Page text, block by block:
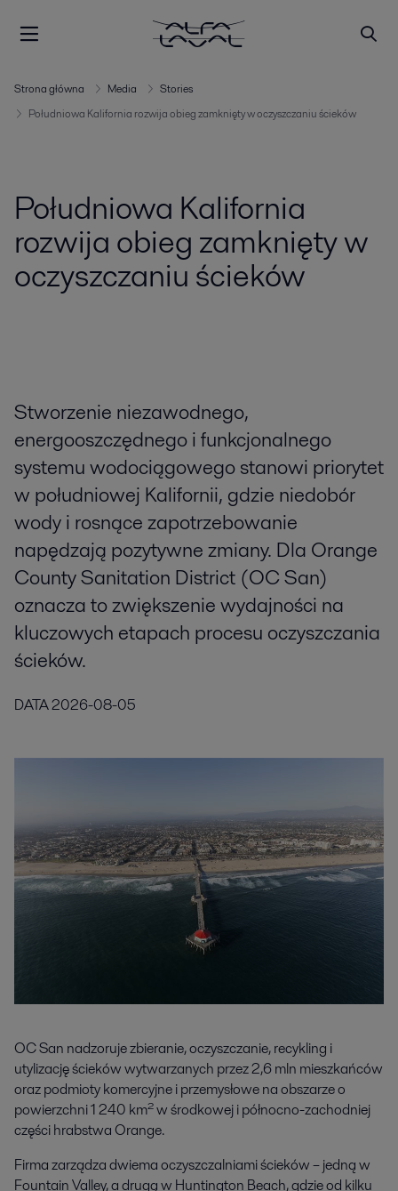
Strona główna Media
Stories
Południowa Kalifornia rozwija obieg zamknięty w oczyszczaniu ścieków
Południowa Kalifornia
rozwija obieg zamknięty w
oczyszczaniu ścieków
Stworzenie niezawodnego,
energooszczędnego i funkcjonalnego
systemu wodociągowego stanowi priorytet
w południowej Kalifornii, gdzie niedobór
wody i rosnące zapotrzebowanie
napędzają pozytywne zmiany. Dla Orange
County Sanitation District (OC San)
oznacza to zwiększenie wydajności na
kluczowych etapach procesu oczyszczania
ścieków.
DATA2026-08-05
OC San nadzoruje zbieranie, oczyszczanie, recykling i
utylizację ścieków wytwarzanych przez 2,6 mln mieszkańców
oraz podmioty komercyjne i przemysłowe na obszarze o
powierzchni 1 240 km² w środkowej i północno-zachodniej
części hrabstwa Orange.
Firma zarządza dwiema oczyszczalniami ścieków – jedną w
Fountain Valley, a drugą w Huntington Beach, gdzie od kilku